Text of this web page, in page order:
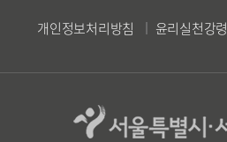
개인정보처리방침 윤리실천강령